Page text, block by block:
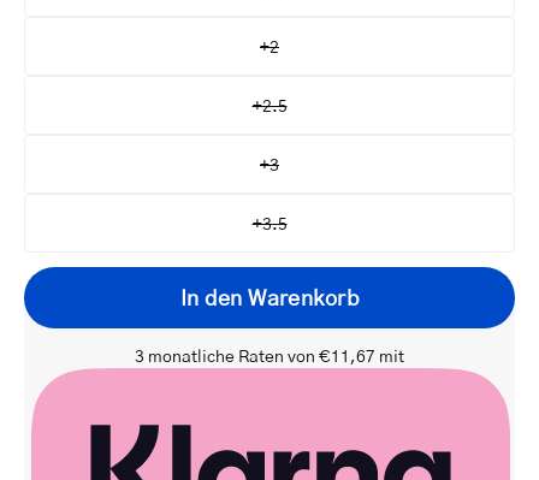
+2
+2.5
+3
+3.5
In den Warenkorb
3 monatliche Raten von €11,67 mit